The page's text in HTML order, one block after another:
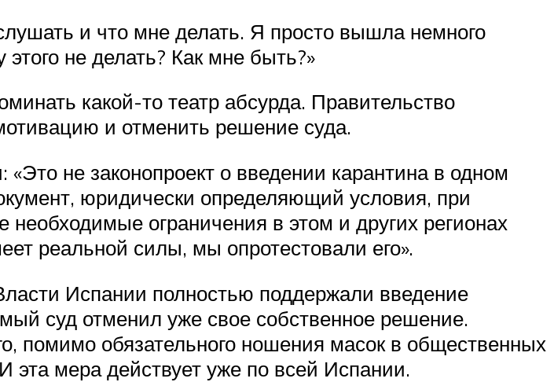
и что мне делать. Я просто вышла немного
не делать? Как мне быть?»
какой-то театр абсурда. Правительство
и отменить решение суда.
не законопроект о введении карантина в одном
юридически определяющий условия, при
ограничения в этом и других регионах
реальной силы, мы опротестовали его».
Испании полностью поддержали введение
суд отменил уже свое собственное решение.
помимо обязательного ношения масок в общественных
эта мера действует уже по всей Испании.